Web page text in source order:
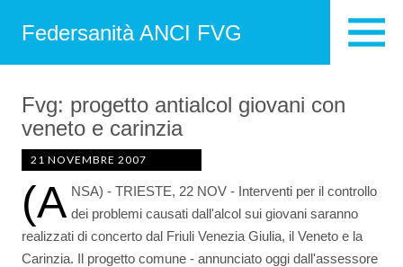
Federsanità ANCI FVG
Fvg: progetto antialcol giovani con
veneto e carinzia
21 NOVEMBRE 2007
(A NSA) - TRIESTE, 22 NOV - Interventi per il controllo
dei problemi causati dall'alcol sui giovani saranno
realizzati di concerto dal Friuli Venezia Giulia, il Veneto e la
Carinzia. Il progetto comune - annunciato oggi dall'assessore